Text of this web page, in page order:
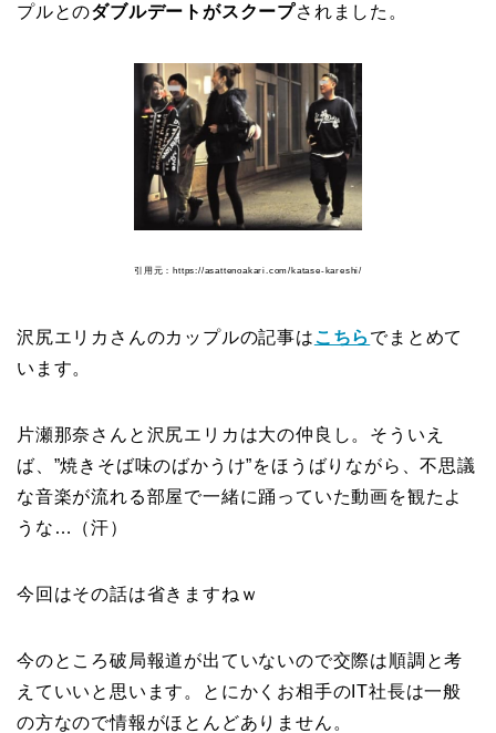
プルとのダブルデートがスクープされました。
引用元：https://asattenoakari.com/katase-kareshi/
沢尻エリカさんのカップルの記事はこちら でまとめて
います。
片瀬那奈さんと沢尻エリカは大の仲良し。そういえ
ば、”焼きそば味のばかうけ”をほうばりながら、不思議
な音楽が流れる部屋で一緒に踊っていた動画を観たよ
うな…（汗）
今回はその話は省きますねｗ
今のところ破局報道が出ていないので交際は順調と考
えていいと思います。とにかくお相手のIT社長は一般
の方なので情報がほとんどありません。